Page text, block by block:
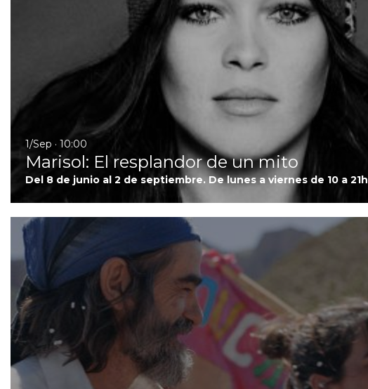
1/Sep · 10:00
Marisol: El resplandor de un mito
Del 8 de junio al 2 de septiembre. De lunes a viernes de 10 a 21h